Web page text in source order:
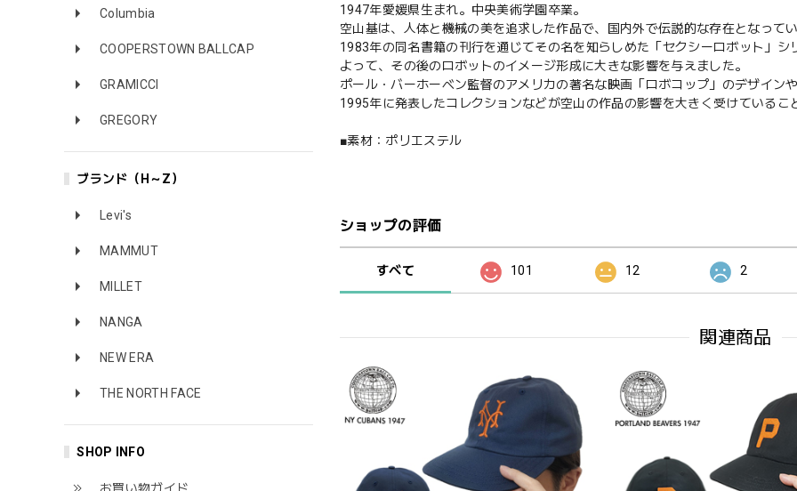
Columbia
COOPERSTOWN BALLCAP
GRAMICCI
GREGORY
ブランド（H～Z）
Levi's
MAMMUT
MILLET
NANGA
NEW ERA
THE NORTH FACE
SHOP INFO
1947年愛媛県生まれ。中央美術学園卒業。
空山基は、人体と機械の美を追求した作品で、国内外で伝説的な存在となって
1983年の同名書籍の刊行を通じてその名を知らしめた「セクシーロボット」
よって、その後のロボットのイメージ形成に大きな影響を与えました。
ポール・バーホーベン監督のアメリカの著名な映画「ロボコップ」のデザイン
1995年に発表したコレクションなどが空山の作品の影響を大きく受けているこ
■素材：ポリエステル
ショップの評価
すべて 101 12 2
関連商品